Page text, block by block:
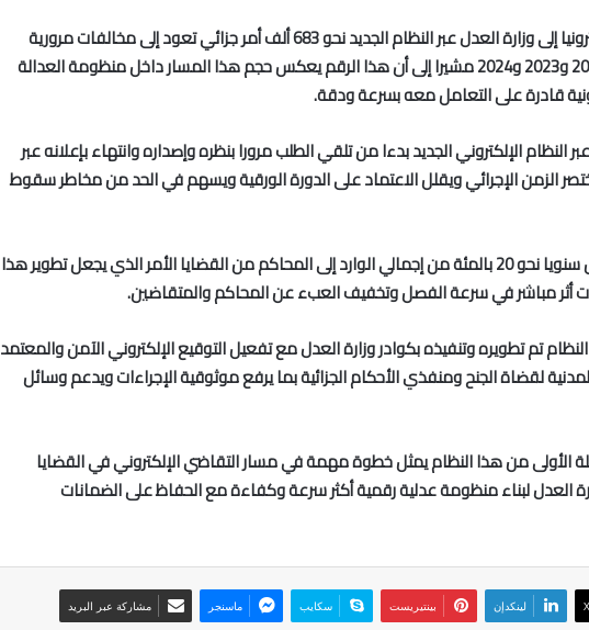
وبين أن وزارة الداخلية أحالت إلكترونيا إلى وزارة العدل عبر النظام الجديد نحو 683 ألف أمر جزائي تعود إلى مخالفات مرورية
ارتكبت خلال السنوات 2021 و2022 و2023 و2024 مشيرا إلى أن هذا الرقم يعكس حجم هذا المسار داخل منظومة العدالة
قادرة على التعامل معه بسرعة ودقة.
الإلكتروني الجديد بدءا من تلقي الطلب مرورا بنظره وإصداره وانتهاء بإعلانه عبر
الزمن الإجرائي ويقلل الاعتماد على الدورة الورقية ويسهم في الحد من مخاطر سقوط
وأضاف أن الأوامر الجزائية تشكل سنويا نحو 20 بالمئة من إجمالي الوارد إلى المحاكم من القضايا الأمر الذي يجعل تطوير هذا
أثر مباشر في سرعة الفصل وتخفيف العبء عن المحاكم والمتقاضين.
تم تطويره وتنفيذه بكوادر وزارة العدل مع تفعيل التوقيع الإلكتروني الآمن والمعتمد
لقضاة الجنح ومنفذي الأحكام الجزائية بما يرفع موثوقية الإجراءات ويدعم وسائل
الأولى من هذا النظام يمثل خطوة مهمة في مسار التقاضي الإلكتروني في القضايا
العدل لبناء منظومة عدلية رقمية أكثر سرعة وكفاءة مع الحفاظ على الضمانات
‫X لينكدإن بينتيريست سكايب ماسنجر مشاركة عبر البريد